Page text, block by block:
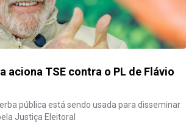
aciona TSE contra o PL de Flávio
pública está sendo usada para disseminar
Justiça Eleitoral